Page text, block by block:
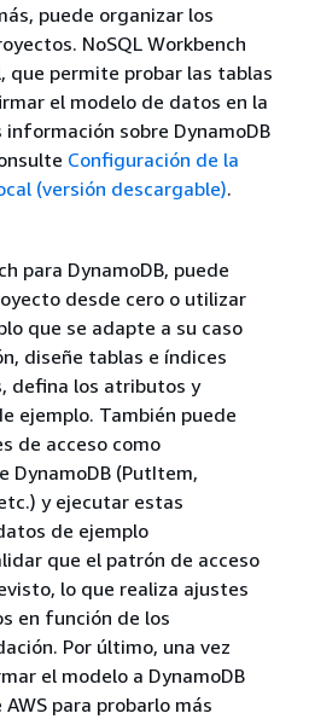
puede organizar los
NoSQL Workbench
que permite probar las tablas
el modelo de datos en la
información sobre DynamoDB
Configuración de la
(versión descargable).
para DynamoDB, puede
desde cero o utilizar
que se adapte a su caso
diseñe tablas e índices
defina los atributos y
ejemplo. También puede
de acceso como
DynamoDB (PutItem,
y ejecutar estas
de ejemplo
que el patrón de acceso
lo que realiza ajustes
en función de los
Por último, una vez
el modelo a DynamoDB
para probarlo más